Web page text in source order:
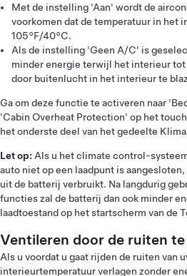
Met de instelling 'Aan' wordt de
voorkomen dat de temperatuur in het
105°F/40°C.
Als de instelling 'Geen A/C' is
minder energie terwijl het interieur
door buitenlucht in het interieur te
Ga om deze functie te activeren naar
'Cabin Overheat Protection' op het
het onderste deel van het gedeelte
Let op: Als u het climate control-
auto niet op een laadpunt is
uit de batterij verbruikt. Na langdurig
functies zal de batterij dan ook minder
laadtoestand op het startscherm van de
Ventileren door de ruiten te
Als u voordat u gaat rijden de ruiten van
interieurtemperatuur verlagen zonder